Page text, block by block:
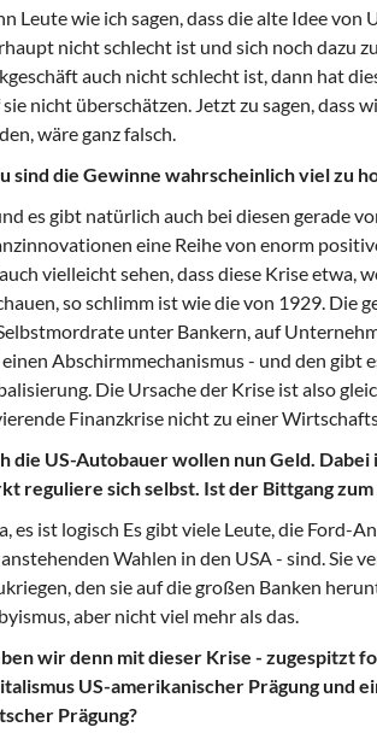
Leute wie ich sagen, dass die alte Idee
nicht schlecht ist und sich noch dazu
auch nicht schlecht ist, dann hat
nicht überschätzen. Jetzt zu sagen, dass
wäre ganz falsch.
sind die Gewinne wahrscheinlich viel zu
es gibt natürlich auch bei diesen gerade
eine Reihe von enorm
vielleicht sehen, dass diese Krise etwa,
so schlimm ist wie die von 1929. Die
unter Bankern, auf
Abschirmmechanismus - und den gibt
Die Ursache der Krise ist also
Finanzkrise nicht zu einer
die US-Autobauer wollen nun Geld.
reguliere sich selbst. Ist der Bittgang
es ist logisch Es gibt viele Leute, die
Wahlen in den USA - sind. Sie
den sie auf die großen Banken
aber nicht viel mehr als das.
wir denn mit dieser Krise - zugespitzt
US-amerikanischer Prägung
Prägung?